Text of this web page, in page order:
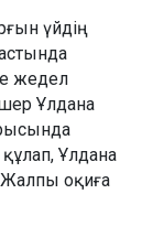
үйдің
жедел
Ұлдана
Ұлдана
Жалпы оқиға